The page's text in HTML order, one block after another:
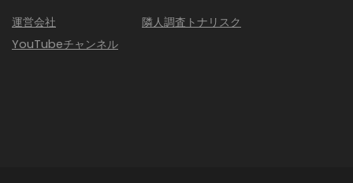
運営会社
YouTubeチャンネル
隣人調査トナリスク